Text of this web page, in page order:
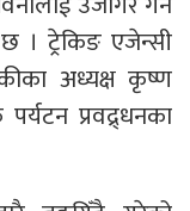
। ट्रेकिङ एजेन्सी
अध्यक्ष कृष्ण
प्रवद्र्धनका